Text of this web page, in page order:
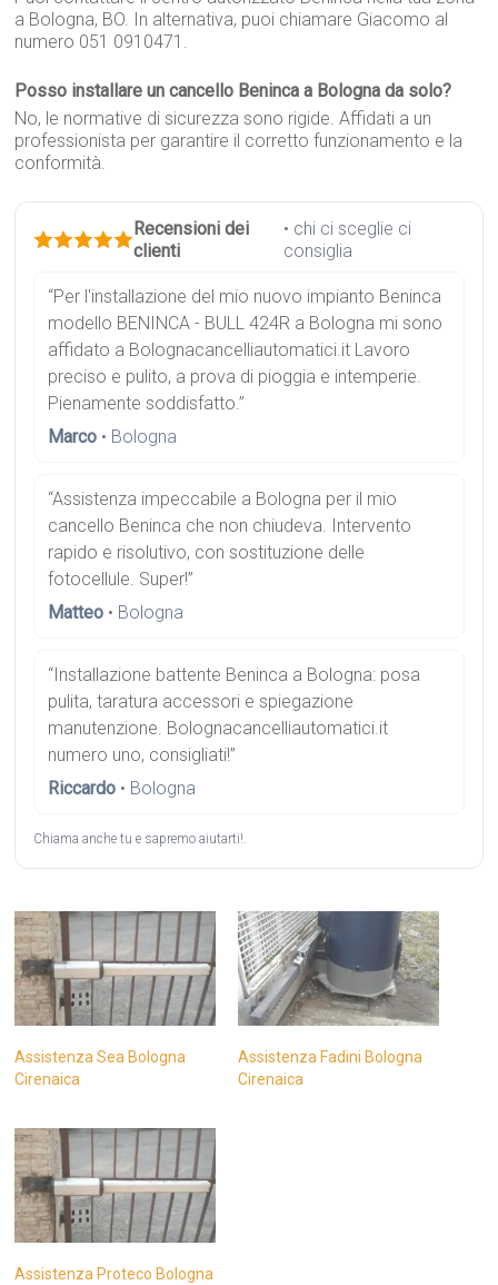
a Bologna, BO. In alternativa, puoi chiamare Giacomo al
numero 051 0910471.
Posso installare un cancello Beninca a Bologna da solo?
No, le normative di sicurezza sono rigide. Affidati a un
professionista per garantire il corretto funzionamento e la
conformità.
Recensioni dei
clienti
• chi ci sceglie ci
consiglia
“Per l'installazione del mio nuovo impianto Beninca
modello BENINCA - BULL 424R a Bologna mi sono
affidato a Bolognacancelliautomatici.it Lavoro
preciso e pulito, a prova di pioggia e intemperie.
Pienamente soddisfatto.”
Marco • Bologna
“Assistenza impeccabile a Bologna per il mio
cancello Beninca che non chiudeva. Intervento
rapido e risolutivo, con sostituzione delle
fotocellule. Super!”
Matteo • Bologna
“Installazione battente Beninca a Bologna: posa
pulita, taratura accessori e spiegazione
manutenzione. Bolognacancelliautomatici.it
numero uno, consigliati!”
Riccardo • Bologna
Chiama anche tu e sapremo aiutarti!.
Assistenza Sea Bologna
Cirenaica
Assistenza Fadini Bologna
Cirenaica
Assistenza Proteco Bologna